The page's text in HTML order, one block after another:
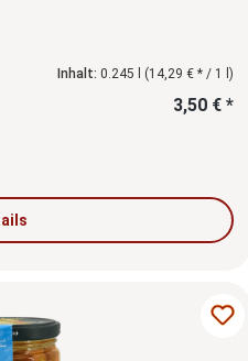
Inhalt: 0.245 l (14,29 € * / 1 l)
3,50 € *